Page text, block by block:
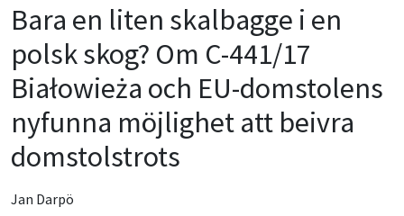
Bara en liten skalbagge i en
polsk skog? Om C-441/17
Białowieża och EU-domstolens
nyfunna möjlighet att beivra
domstolstrots
Jan Darpö